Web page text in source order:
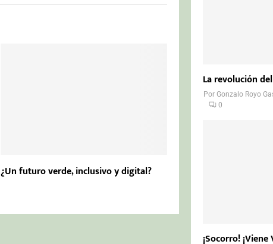
¿Un futuro verde, inclusivo y digital?
La revolución
PorGonzalo Royo
0
¡Socorro! ¡Viene